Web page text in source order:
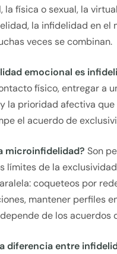
la física o sexual, la
la infidelidad en el
veces se combinan.
emocional es
físico, entregar a
la prioridad afectiva que
el acuerdo de
microinfidelidad? Son
límites de la
coqueteos por
mantener perfiles
de los acuerdos
diferencia entre